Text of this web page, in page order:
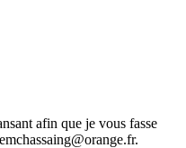
afin que je vous fasse
.